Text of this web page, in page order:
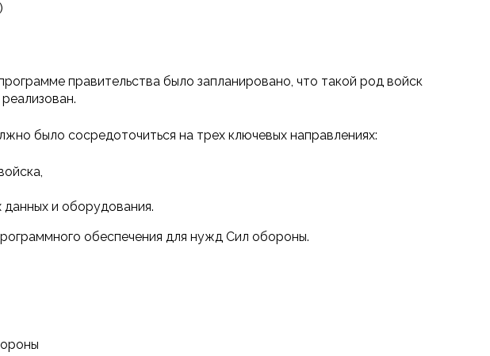
правительства было запланировано, что такой род войск
было сосредоточиться на трех ключевых направлениях:
и оборудования.
обеспечения для нужд Сил обороны.